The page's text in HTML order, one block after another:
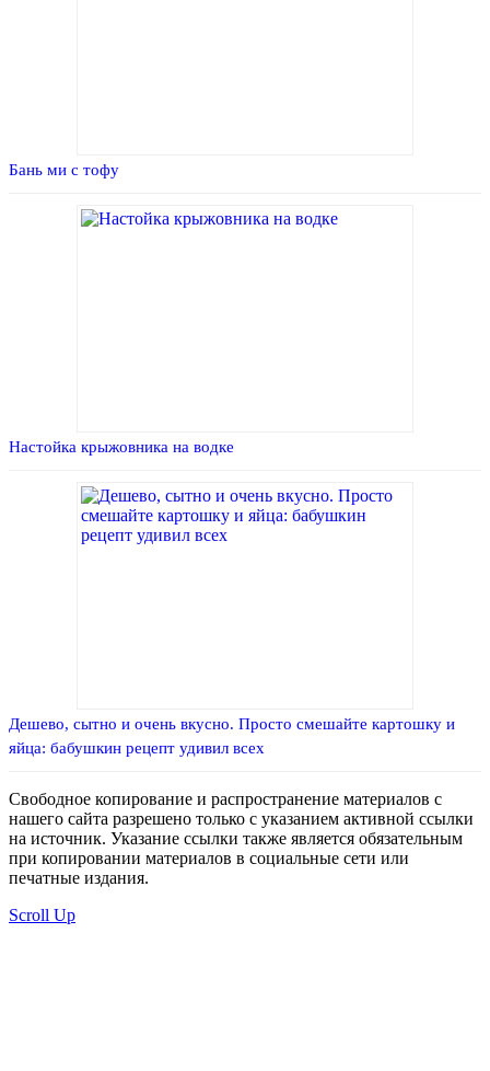
Бань ми с тофу
Настойка крыжовника на водке
Дешево, сытно и очень вкусно. Просто смешайте картошку и
яйца: бабушкин рецепт удивил всех
Свободное копирование и распространение материалов с
нашего сайта разрешено только с указанием активной ссылки
на источник. Указание ссылки также является обязательным
при копировании материалов в социальные сети или
печатные издания.
Scroll Up